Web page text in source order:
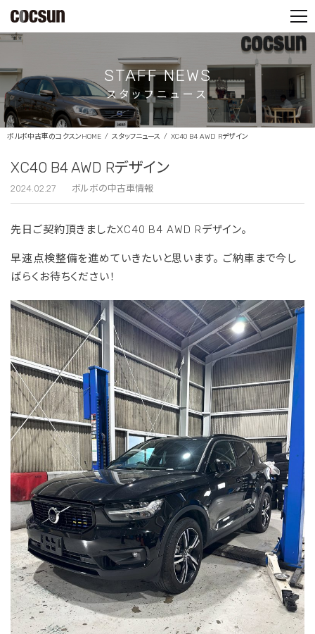
STAFF NEWS
スタッフニュース
ボルボ中古車のコクスンHOME スタッフニュース XC40 B4 AWD Rデザイン
XC40 B4 AWD Rデザイン
2024.02.27 ボルボの中古車情報
先日ご契約頂きましたXC40 B4 AWD Rデザイン。
早速点検整備を進めていきたいと思います。 ご納車まで今し
ばらくお待ちください！